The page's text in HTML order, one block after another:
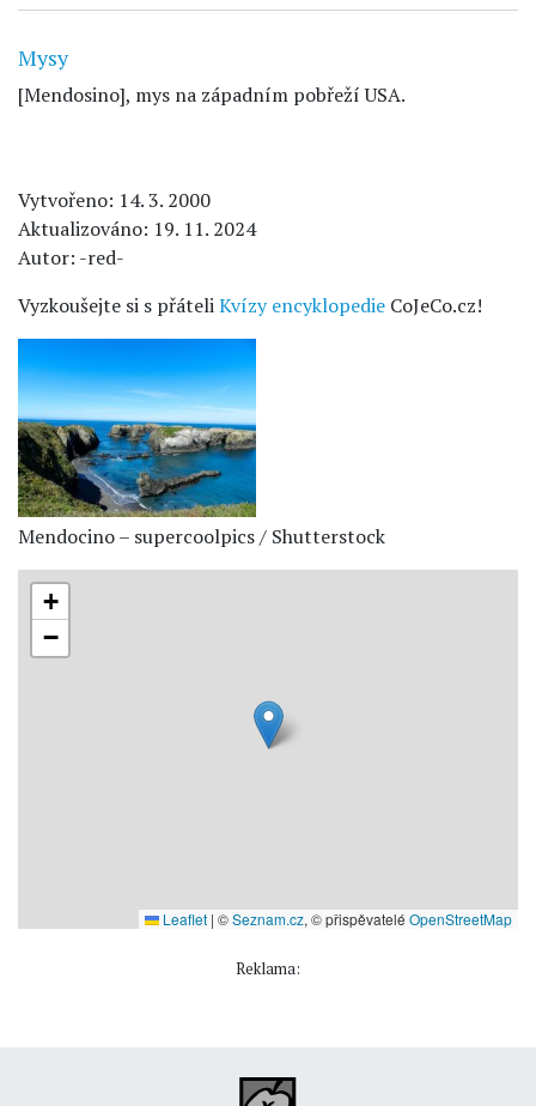
Mysy
[Mendosino], mys na západním pobřeží USA.
Vytvořeno: 14. 3. 2000
Aktualizováno: 19. 11. 2024
Autor: -red-
Vyzkoušejte si s přáteliKvízy encyklopedie CoJeCo.cz!
Mendocino – supercoolpics / Shutterstock
+
−
Leaflet | ©Seznam.cz, © přispěvatelé OpenStreetMap
Reklama: